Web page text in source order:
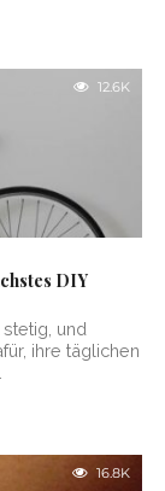
12.6K
DIY
und
ihre täglichen
16.8K